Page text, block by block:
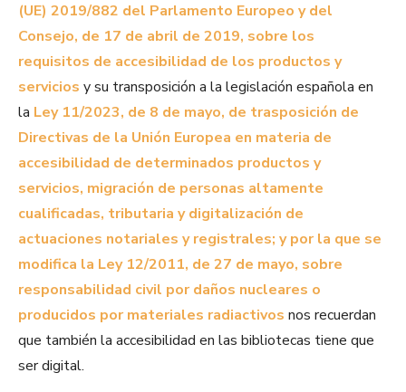
(UE) 2019/882 del Parlamento Europeo y del
Consejo, de 17 de abril de 2019, sobre los
requisitos de accesibilidad de los productos y
servicios y su transposición a la legislación española en
la Ley 11/2023, de 8 de mayo, de trasposición de
Directivas de la Unión Europea en materia de
accesibilidad de determinados productos y
servicios, migración de personas altamente
cualificadas, tributaria y digitalización de
actuaciones notariales y registrales; y por la que se
modifica la Ley 12/2011, de 27 de mayo, sobre
responsabilidad civil por daños nucleares o
producidos por materiales radiactivos nos recuerdan
que también la accesibilidad en las bibliotecas tiene que
ser digital.